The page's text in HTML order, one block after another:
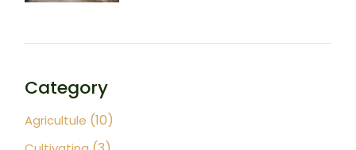
Category
Agricultule (10)